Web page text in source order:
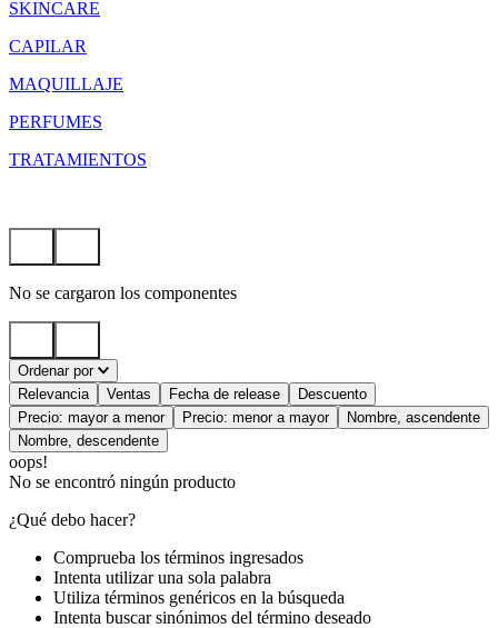
SKINCARE
CAPILAR
MAQUILLAJE
PERFUMES
TRATAMIENTOS
No se cargaron los componentes
Ordenar por
Relevancia
Ventas Fecha de release
Descuento
Precio: mayor a menor
Precio: menor a mayor
Nombre, ascendente
Nombre, descendente
oops!
No se encontró ningún producto
¿Qué debo hacer?
Comprueba los términos ingresados
Intenta utilizar una sola palabra
Utiliza términos genéricos en la búsqueda
Intenta buscar sinónimos del término deseado